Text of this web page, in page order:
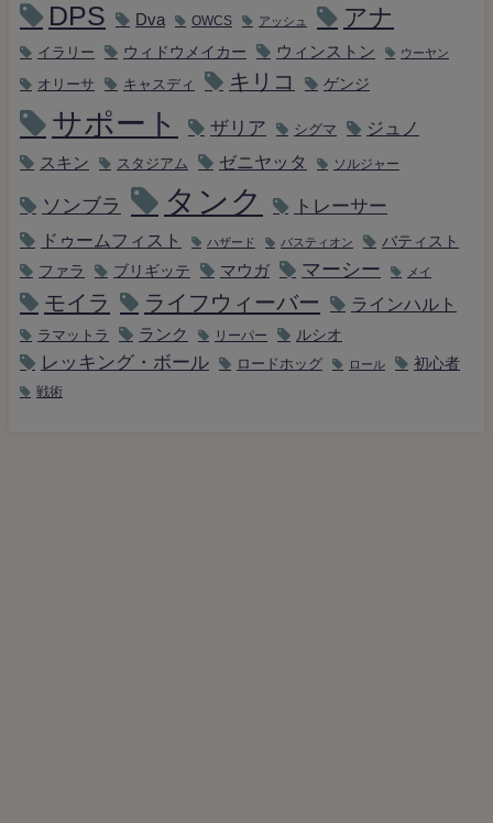
DPS Dva OWCS アッシュ アナ
イラリー ウィドウメイカー ウィンストン ウーヤン
オリーサ キャスディ キリコ ゲンジ
サポート ザリア シグマ ジュノ
スキン スタジアム ゼニヤッタ ソルジャー
ソンブラ タンク
トレーサー
ドゥームフィスト
ハザード バスティオン
バティスト
ファラ
ブリギッテ マウガ マーシー メイ
モイラ ライフウィーバー ラインハルト
ラマットラ ランク リーパー ルシオ
レッキング・ボール ロードホッグ ロール 初心者
戦術